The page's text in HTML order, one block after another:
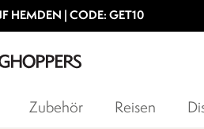
HEMDEN | CODE: GET10
Zubehör Reisen